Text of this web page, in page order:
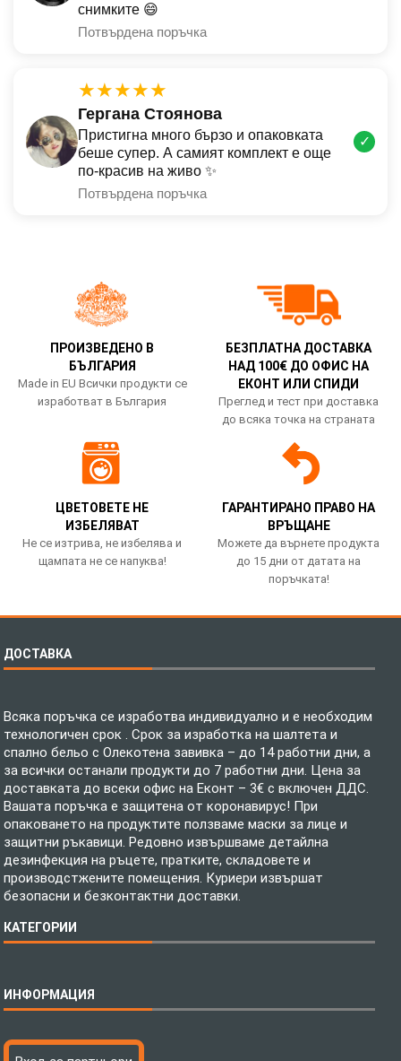
снимките 😄
Потвърдена поръчка
★★★★★
Гергана Стоянова
Пристигна много бързо и опаковката
беше супер. А самият комплект е още
по-красив на живо ✨
Потвърдена поръчка
✓
ПРОИЗВЕДЕНО В
БЪЛГАРИЯ
Made in EU Всички продукти се
изработват в България
БЕЗПЛАТНА ДОСТАВКА
НАД 100€ ДО ОФИС НА
ЕКОНТ ИЛИ СПИДИ
Преглед и тест при доставка
до всяка точка на страната
ЦВЕТОВЕТЕ НЕ
ИЗБЕЛЯВАТ
Не се изтрива, не избелява и
щампата не се напуква!
ГАРАНТИРАНО ПРАВО НА
ВРЪЩАНЕ
Можете да върнете продукта
до 15 дни от датата на
поръчката!
ДОСТАВКА
Всяка поръчка се изработва индивидуално и е необходим
технологичен срок . Срок за изработка на шалтета и
спално бельо с Олекотена завивка – до 14 работни дни, а
за всички останали продукти до 7 работни дни. Цена за
доставката до всеки офис на Еконт – 3€ с включен ДДС.
Вашата поръчка е защитена от коронавирус! При
опаковането на продуктите ползваме маски за лице и
защитни ръкавици. Редовно извършваме детайлна
дезинфекция на ръцете, пратките, складовете и
производстжените помещения. Куриери извършат
безопасни и безконтактни доставки.
КАТЕГОРИИ
Бебешки спални комплекти
Тениски с пълноцветен печат
ИНФОРМАЦИЯ
Технология на печатане